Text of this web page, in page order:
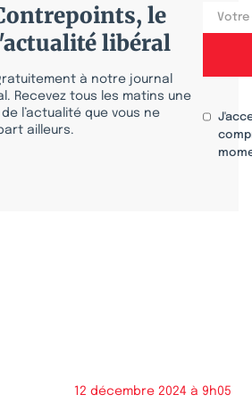
le
libéral
à notre journal
Recevez tous les matins une
l’actualité que vous ne
ailleurs.
12 décembre 2024 à 9h05